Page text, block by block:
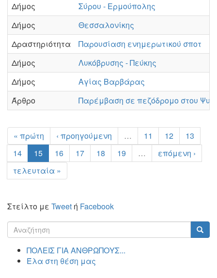
Δήμος
Σύρου - Ερμούπολης
Δήμος
Θεσσαλονίκης
Δραστηριότητα
Παρουσίαση ενημερωτικού σποτ
Δήμος
Λυκόβρυσης - Πεύκης
Δήμος
Αγίας Βαρβάρας
Άρθρο
Παρέμβαση σε πεζόδρομο στου
« πρώτη ‹ προηγούμενη … 11 12
13
14
15 16 17 18 19 …
επόμενη ›
τελευταία »
Στείλτο με Tweet ή Facebook
Φόρμα
αναζήτησης
ΠΟΛΕΙΣ ΓΙΑ ΑΝΘΡΩΠΟΥΣ...
Έλα στη θέση μας